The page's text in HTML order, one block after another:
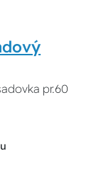
pr.60